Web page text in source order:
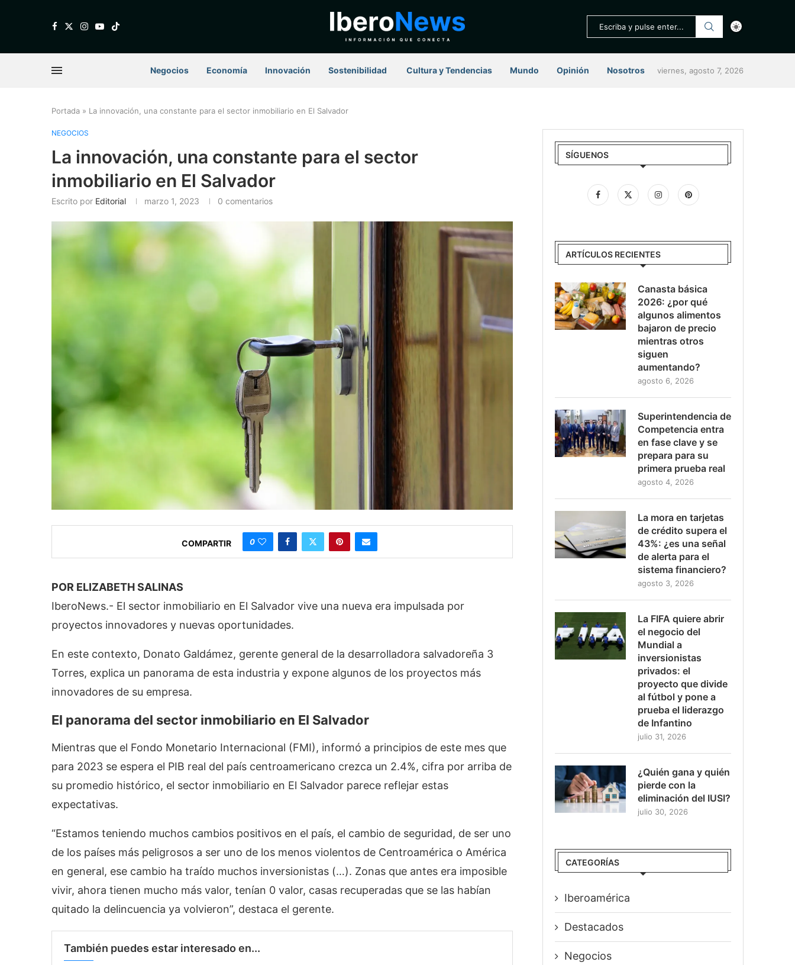
Negocios Economía Innovación Sostenibilidad ⁠ Cultura y Tendencias Mundo Opinión Nosotros viernes, agosto 7, 2026
Portada » La innovación, una constante para el sector inmobiliario en El Salvador
NEGOCIOS
La innovación, una constante para el sector
inmobiliario en El Salvador
Escrito por Editorial marzo 1, 2023 0 comentarios
COMPARTIR 0
POR ELIZABETH SALINAS
IberoNews.- El sector inmobiliario en El Salvador vive una nueva era impulsada por
proyectos innovadores y nuevas oportunidades.
En este contexto, Donato Galdámez, gerente general de la desarrolladora salvadoreña 3
Torres, explica un panorama de esta industria y expone algunos de los proyectos más
innovadores de su empresa.
El panorama del sector inmobiliario en El Salvador
Mientras que el Fondo Monetario Internacional (FMI), informó a principios de este mes que
para 2023 se espera el PIB real del país centroamericano crezca un 2.4%, cifra por arriba de
su promedio histórico, el sector inmobiliario en El Salvador parece reflejar estas
expectativas.
“Estamos teniendo muchos cambios positivos en el país, el cambio de seguridad, de ser uno
de los países más peligrosos a ser uno de los menos violentos de Centroamérica o América
en general, ese cambio ha traído muchos inversionistas (…). Zonas que antes era imposible
vivir, ahora tienen mucho más valor, tenían 0 valor, casas recuperadas que se las habían
quitado la delincuencia ya volvieron”, destaca el gerente.
También puedes estar interesado en...
SÍGUENOS
ARTÍCULOS RECIENTES
Canasta básica
2026: ¿por qué
algunos alimentos
bajaron de precio
mientras otros
siguen
aumentando?
agosto 6, 2026
Superintendencia de
Competencia entra
en fase clave y se
prepara para su
primera prueba real
agosto 4, 2026
La mora en tarjetas
de crédito supera el
43%: ¿es una señal
de alerta para el
sistema financiero?
agosto 3, 2026
La FIFA quiere abrir
el negocio del
Mundial a
inversionistas
privados: el
proyecto que divide
al fútbol y pone a
prueba el liderazgo
de Infantino
julio 31, 2026
¿Quién gana y quién
pierde con la
eliminación del IUSI?
julio 30, 2026
CATEGORÍAS
Iberoamérica
Destacados
Negocios